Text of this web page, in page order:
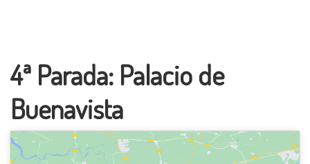
4ª Parada: Palacio de
Buenavista